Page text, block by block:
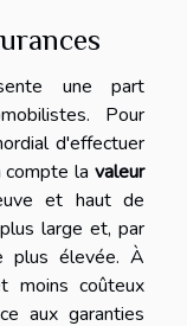
une part
Pour
d'effectuer
compte lavaleur
et haut de
large et, par
plus élevée. À
moins coûteux
aux garanties